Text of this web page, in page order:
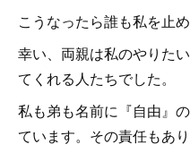
こうなったら誰も私を止め
幸い、両親は私のやりた
てくれる人たちでした。
私も弟も名前に『自由』
ています。その責任もあり